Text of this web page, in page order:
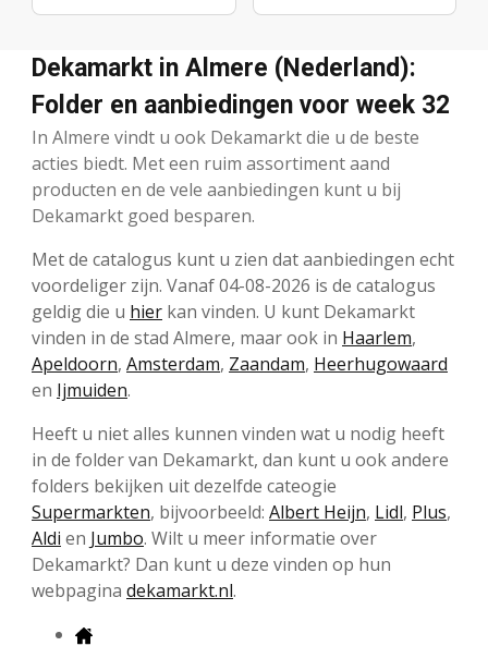
Dekamarkt in Almere (Nederland):
Folder en aanbiedingen voor week 32
In Almere vindt u ook Dekamarkt die u de beste
acties biedt. Met een ruim assortiment aand
producten en de vele aanbiedingen kunt u bij
Dekamarkt goed besparen.
Met de catalogus kunt u zien dat aanbiedingen echt
voordeliger zijn. Vanaf 04-08-2026 is de catalogus
geldig die u hier kan vinden. U kunt Dekamarkt
vinden in de stad Almere, maar ook in Haarlem,
Apeldoorn, Amsterdam, Zaandam, Heerhugowaard
en Ijmuiden.
Heeft u niet alles kunnen vinden wat u nodig heeft
in de folder van Dekamarkt, dan kunt u ook andere
folders bekijken uit dezelfde cateogie
Supermarkten, bijvoorbeeld: Albert Heijn, Lidl, Plus,
Aldi en Jumbo. Wilt u meer informatie over
Dekamarkt? Dan kunt u deze vinden op hun
webpagina dekamarkt.nl.